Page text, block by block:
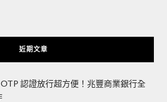
近期文章
認證放行超方便！兆豐商業銀行全